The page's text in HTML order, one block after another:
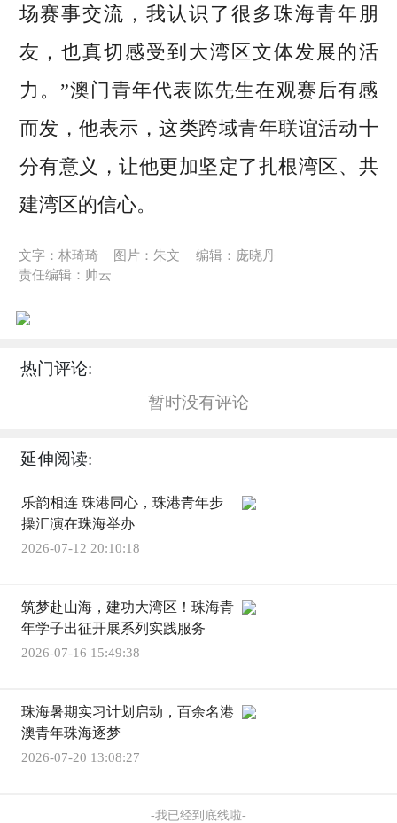
场赛事交流，我认识了很多珠海青年朋
友，也真切感受到大湾区文体发展的活
力。”澳门青年代表陈先生在观赛后有感
而发，他表示，这类跨域青年联谊活动十
分有意义，让他更加坚定了扎根湾区、共
建湾区的信心。
文字：林琦琦 图片：朱文
编辑：庞晓丹
责任编辑：帅云
热门评论:
暂时没有评论
延伸阅读:
乐韵相连 珠港同心，珠港青年步
操汇演在珠海举办
2026-07-12 20:10:18
筑梦赴山海，建功大湾区！珠海青
年学子出征开展系列实践服务
2026-07-16 15:49:38
珠海暑期实习计划启动，百余名港
澳青年珠海逐梦
2026-07-20 13:08:27
-我已经到底线啦-